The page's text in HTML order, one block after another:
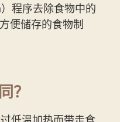
程序去除食物中的
便储存的食物制
？